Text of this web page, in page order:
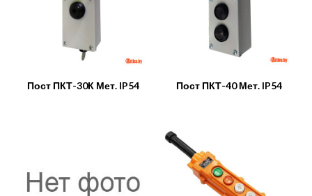
Пост ПКТ-30К Мет. IP54 Пост ПКТ-40 Мет. IP54